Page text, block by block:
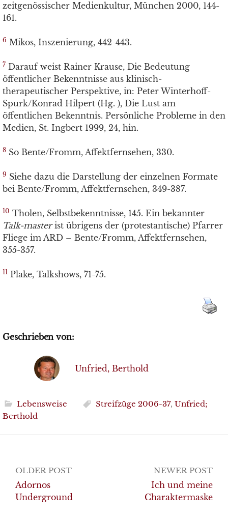
zeitgenössischer Medienkultur, München 2000, 144-
161.
6 Mikos, Inszenierung, 442-443.
7 Darauf weist Rainer Krause, Die Bedeutung
öffentlicher Bekenntnisse aus klinisch-
therapeutischer Perspektive, in: Peter Winterhoff-
Spurk/Konrad Hilpert (Hg. ), Die Lust am
öffentlichen Bekenntnis. Persönliche Probleme in den
Medien, St. Ingbert 1999, 24, hin.
8 So Bente/Fromm, Affektfernsehen, 330.
9 Siehe dazu die Darstellung der einzelnen Formate
bei Bente/Fromm, Affektfernsehen, 349-387.
10 Tholen, Selbstbekenntnisse, 145. Ein bekannter
Talk-masterist übrigens der (protestantische) Pfarrer
Fliege im ARD – Bente/Fromm, Affektfernsehen,
355-357.
11 Plake, Talkshows, 71-75.
Geschrieben von:
Unfried, Berthold
Lebensweise Streifzüge 2006-37, Unfried;
Berthold
Post
navigation
OLDER POST
Adornos
Underground
NEWER POST
Ich und meine
Charaktermaske